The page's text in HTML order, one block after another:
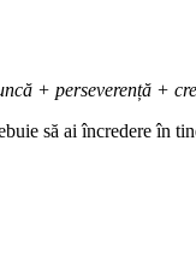
+ perseverență +
să ai încredere în